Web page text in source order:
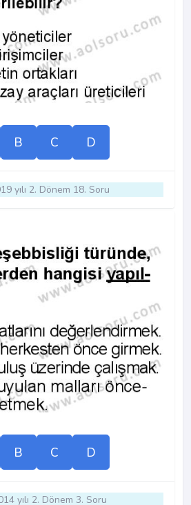
B C D
yılı 2. Dönem 18. Soru
B C D
yılı 2. Dönem 3. Soru